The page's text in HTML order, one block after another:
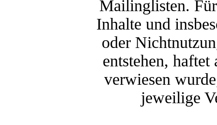
Mailinglisten.
Inhalte und
oder
entstehen,
verwiesen
jeweilige